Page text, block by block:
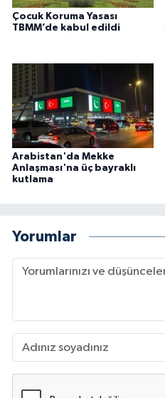
Çocuk Koruma Yasası
TBMM’de kabul edildi
Arabistan'da Mekke
Anlaşması'na üç bayraklı
kutlama
Yorumlar